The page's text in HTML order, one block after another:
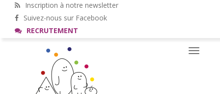
Inscription à notre newsletter
Suivez-nous sur Facebook
RECRUTEMENT
Toggle